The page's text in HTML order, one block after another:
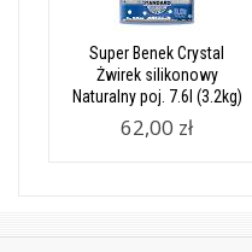
Super Benek Crystal
Żwirek silikonowy
Naturalny poj. 7.6l (3.2kg)
62,00 zł